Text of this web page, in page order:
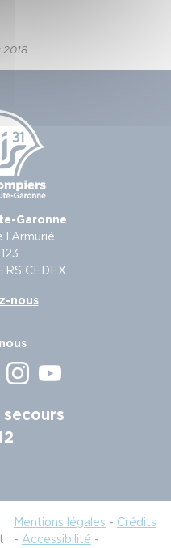
2018
Garonne
l'Armurié
CEDEX
nous
Mentions légales - Crédits
- Accessibilité -